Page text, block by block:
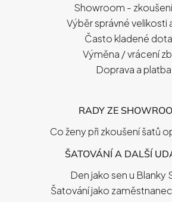
Showroom -
Výběr správné velikosti
Často kladené
Výměna / vrácení
Doprava a platba
RADY ZE
Co ženy při zkoušení šatů
ŠATOVÁNÍ A DALŠÍ
Den jako sen u Blanky
Šatování jako